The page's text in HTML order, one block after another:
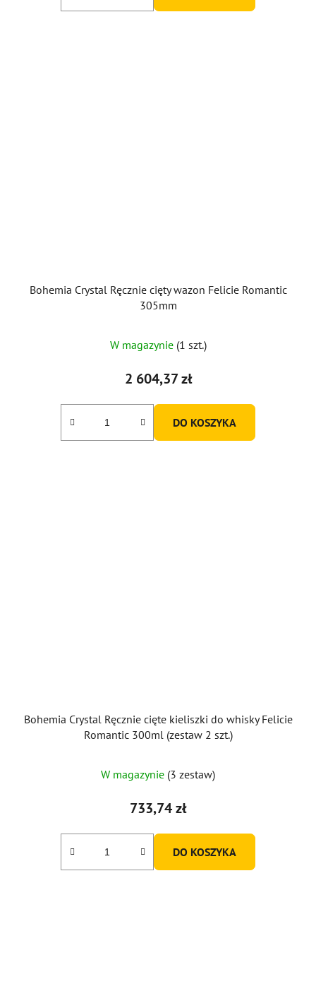
Bohemia Crystal Ręcznie cięty wazon Felicie Romantic
305mm
W magazynie (1 szt.)
2 604,37 zł
DO KOSZYKA
Bohemia Crystal Ręcznie cięte kieliszki do whisky Felicie
Romantic 300ml (zestaw 2 szt.)
W magazynie (3 zestaw)
733,74 zł
DO KOSZYKA